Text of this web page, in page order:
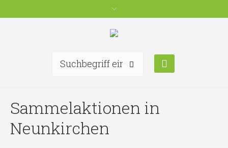
Sammelaktionen in
Neunkirchen